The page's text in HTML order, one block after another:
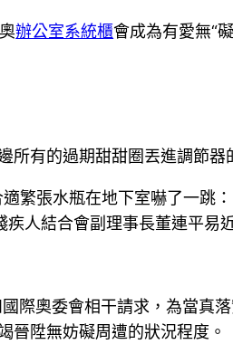
辦公室系統櫃會成為有愛無“
所有的過期甜甜圈丟進調節器
張水瓶在地下室嚇了一跳
人結合會副理事長董連平易
際奧委會相干請求，為當真
晉陞無妨礙周遭的狀況程度。